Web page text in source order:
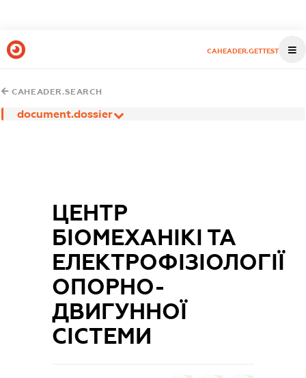
CAHEADER.GETTEST
CAHEADER.SEARCH
document.dossier
ЦЕНТР
БІОМЕХАНІКІ ТА
ЕЛЕКТРОФІЗІОЛОГІЇ
ОПОРНО-
ДВИГУННОЇ
СІСТЕМИ